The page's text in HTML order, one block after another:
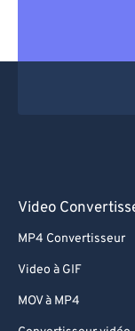
Video
MP4 Convertisseur
Video à GIF
MOV à MP4